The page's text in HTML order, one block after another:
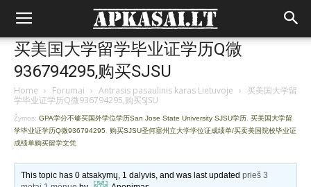
买美国大学留学毕业证学历Q微
936794295,购买SJSU
Home › Forumai › Antrasis pasaulinis karas Lietuvoje › 买美国大学留
学毕业证学历Q微936794295,购买SJSU
Žymos: GPA学分不够买国外学位学历San Jose State University SJSU学历 买美国大学留
学毕业证学历Q微936794295
购买SJSU圣何塞州立大学学位证成绩单/买卖美国院校毕业证
成绩单购买留学文凭
This topic has 0 atsakymų, 1 dalyvis, and was last updatedprieš 3